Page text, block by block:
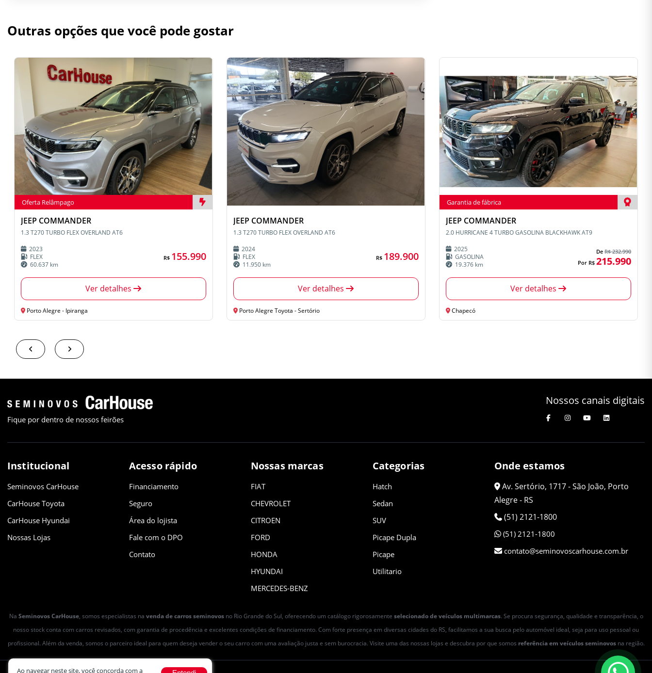
Outras opções que você pode gostar
Oferta Relâmpago
JEEP COMMANDER
1.3 T270 TURBO FLEX OVERLAND AT6
2023
FLEX
60.637 km
R$ 155.990
Ver detalhes
Porto Alegre - Ipiranga
JEEP COMMANDER
1.3 T270 TURBO FLEX OVERLAND AT6
2024
FLEX
11.950 km
R$ 189.900
Ver detalhes
Porto Alegre Toyota - Sertório
Garantia de fábrica
JEEP COMMANDER
2.0 HURRICANE 4 TURBO GASOLINA BLACKHAWK AT9
2025
GASOLINA
19.376 km
De R$ 232.990
Por R$ 215.990
Ver detalhes
Chapecó
Fique por dentro de nossos feirões
Nossos canais digitais
Institucional
Seminovos CarHouse
CarHouse Toyota
CarHouse Hyundai
Nossas Lojas
Acesso rápido
Financiamento
Seguro
Área do lojista
Fale com o DPO
Contato
Nossas marcas
FIAT
CHEVROLET
CITROEN
FORD
HONDA
HYUNDAI
MERCEDES-BENZ
Categorias
Hatch
Sedan
SUV
Picape Dupla
Picape
Utilitario
Onde estamos
Av. Sertório, 1717 - São João, Porto
Alegre - RS
(51) 2121-1800
(51) 2121-1800
contato@seminovoscarhouse.com.br
Na Seminovos CarHouse, somos especialistas na venda de carros seminovosno Rio Grande do Sul, oferecendo um catálogo rigorosamente selecionado de veículos multimarcas. Se procura segurança, qualidade e transparência, o
nosso stock conta com carros revisados, com garantia de procedência e excelentes condições de financiamento. Com forte presença em diversas cidades do RS, facilitamos a sua busca pelo automóvel ideal, seja para uso pessoal ou
profissional. Além da venda, somos o parceiro ideal para quem deseja vender o seu carro com uma avaliação justa e sem burocracia. Visite uma das nossas lojas e descubra por que somos referência em veículos seminovosna região.
Ao navegar neste site, você concorda com a